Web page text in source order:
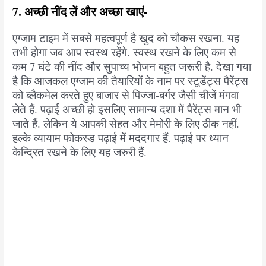
7. अच्छी नींद लें और अच्छा खाएं-
एग्जाम टाइम में सबसे महत्वपूर्ण है खुद को चौकस रखना. यह
तभी होगा जब आप स्वस्थ रहेंगे. स्वस्थ रखने के लिए कम से
कम 7 घंटे की नींद और सुपाच्य भोजन बहुत जरूरी है. देखा गया
है कि आजकल एग्जाम की तैयारियों के नाम पर स्टूडेंट्स पैरेंट्स
को ब्लैकमेल करते हुए बाजार से पिज्जा-बर्गर जैसी चीजें मंगवा
लेते हैं. पढ़ाई अच्छी हो इसलिए सामान्य दशा में पैरेंट्स मान भी
जाते हैं. लेकिन ये आपकी सेहत और मेमोरी के लिए ठीक नहीं.
हल्के व्यायाम फोकस्ड पढ़ाई में मददगार हैं. पढ़ाई पर ध्यान
केन्द्रित रखने के लिए यह जरुरी हैं.